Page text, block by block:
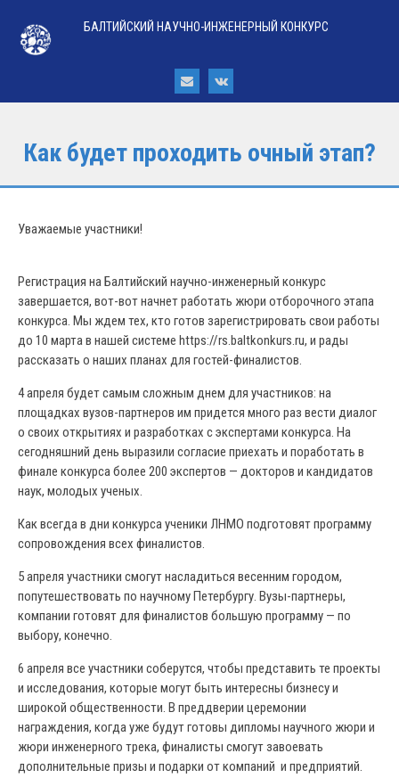
БАЛТИЙСКИЙ НАУЧНО-ИНЖЕНЕРНЫЙ КОНКУРС
Как будет проходить очный этап?
Уважаемые участники!
Регистрация на Балтийский научно-инженерный конкурс
завершается, вот-вот начнет работать жюри отборочного этапа
конкурса. Мы ждем тех, кто готов зарегистрировать свои работы
до 10 марта в нашей системе https://rs.baltkonkurs.ru, и рады
рассказать о наших планах для гостей-финалистов.
4 апреля будет самым сложным днем для участников: на
площадках вузов-партнеров им придется много раз вести диалог
о своих открытиях и разработках с экспертами конкурса. На
сегодняшний день выразили согласие приехать и поработать в
финале конкурса более 200 экспертов — докторов и кандидатов
наук, молодых ученых.
Как всегда в дни конкурса ученики ЛНМО подготовят программу
сопровождения всех финалистов.
5 апреля участники смогут насладиться весенним городом,
попутешествовать по научному Петербургу. Вузы-партнеры,
компании готовят для финалистов большую программу — по
выбору, конечно.
6 апреля все участники соберутся, чтобы представить те проекты
и исследования, которые могут быть интересны бизнесу и
широкой общественности. В преддверии церемонии
награждения, когда уже будут готовы дипломы научного жюри и
жюри инженерного трека, финалисты смогут завоевать
дополнительные призы и подарки от компаний и предприятий.